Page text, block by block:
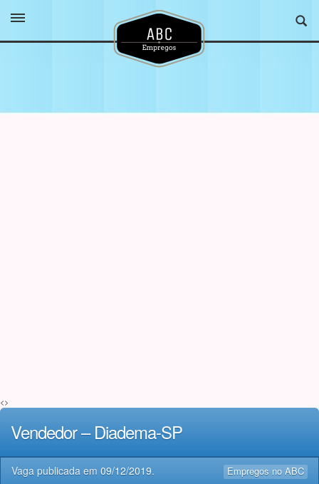
<>
Vendedor – Diadema-SP
Empregos no ABC
Vaga publicada em 09/12/2019.